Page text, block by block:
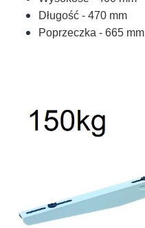
Długość - 470 mm
Poprzeczka - 665 mm